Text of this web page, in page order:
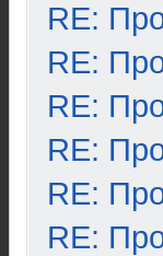
RE:
RE:
RE:
RE:
RE:
RE: